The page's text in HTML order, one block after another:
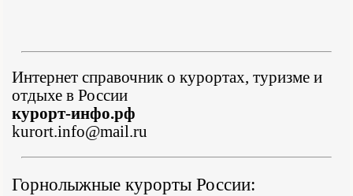
Интернет справочник о курортах, туризме и
отдыхе в России
курорт-инфо.рф
kurort.info@mail.ru
Горнолыжные курорты России: